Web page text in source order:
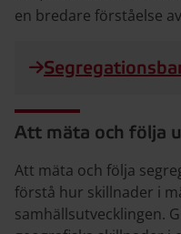
en bredare förståelse
Att mäta och följa
Att mäta och följa
förstå hur skillnader i
samhällsutvecklingen.